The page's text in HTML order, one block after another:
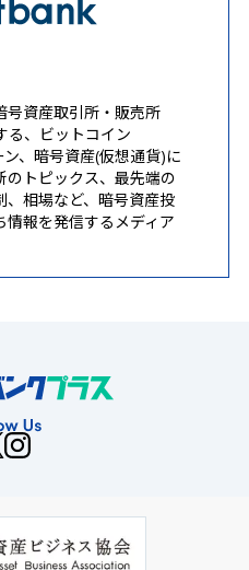
号資産取引所・販売所
る、ビットコイン
、暗号資産(仮想通貨)に
のトピックス、最先端の
、相場など、暗号資産投
報を発信するメディア